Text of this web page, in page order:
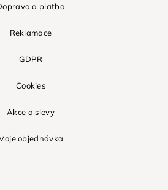
a platba
Reklamace
GDPR
Cookies
Akce a slevy
objednávka